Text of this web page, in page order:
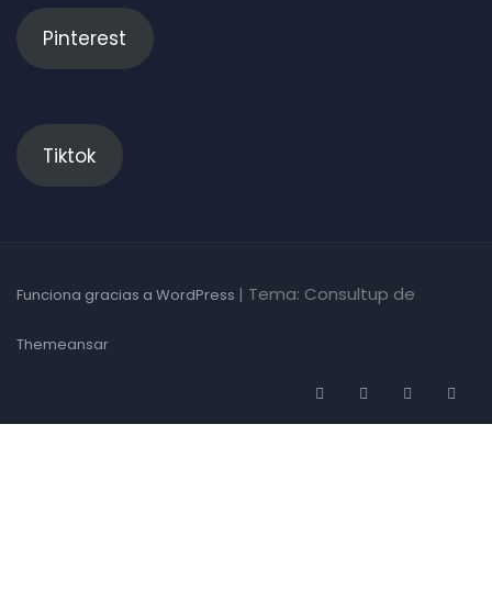
Pinterest
Tiktok
Funciona gracias a WordPress | Tema: Consultup de
Themeansar